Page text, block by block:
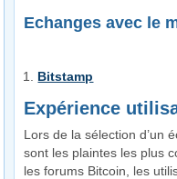
Echanges avec le
Bitstamp
Expérience
Lors de la sélection d’un
sont les plaintes les plus
les forums Bitcoin, les